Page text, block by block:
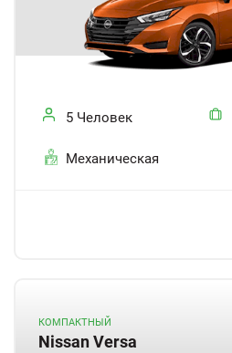
5 Человек
Механическая
КОМПАКТНЫЙ
Nissan Versa